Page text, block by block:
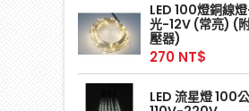
LED 100燈銅線
光-12V (常亮) (
壓器)
270 NT$
LED 流星燈 100